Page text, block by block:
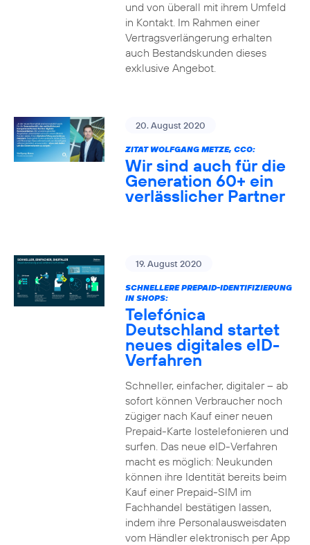
und von überall mit ihrem Umfeld
in Kontakt. Im Rahmen einer
Vertragsverlängerung erhalten
auch Bestandskunden dieses
exklusive Angebot.
20. August 2020
ZITAT WOLFGANG METZE, CCO:
Wir sind auch für die
Generation 60+ ein
verlässlicher Partner
19. August 2020
SCHNELLERE PREPAID-IDENTIFIZIERUNG
IN SHOPS:
Telefónica
Deutschland startet
neues digitales eID-
Verfahren
Schneller, einfacher, digitaler – ab
sofort können Verbraucher noch
zügiger nach Kauf einer neuen
Prepaid-Karte lostelefonieren und
surfen. Das neue eID-Verfahren
macht es möglich: Neukunden
können ihre Identität bereits beim
Kauf einer Prepaid-SIM im
Fachhandel bestätigen lassen,
indem ihre Personalausweisdaten
vom Händler elektronisch per App